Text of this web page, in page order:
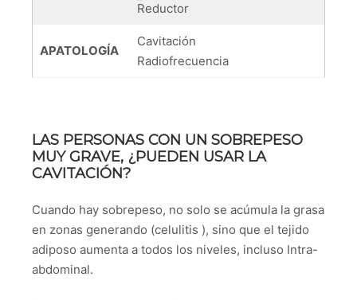
Reductor
APATOLOGÍA
Cavitación
Radiofrecuencia
LAS PERSONAS CON UN SOBREPESO
MUY GRAVE, ¿PUEDEN USAR LA
CAVITACIÓN?
Cuando hay sobrepeso, no solo se acúmula la grasa
en zonas generando (celulitis ), sino que el tejido
adiposo aumenta a todos los niveles, incluso Intra-
abdominal.